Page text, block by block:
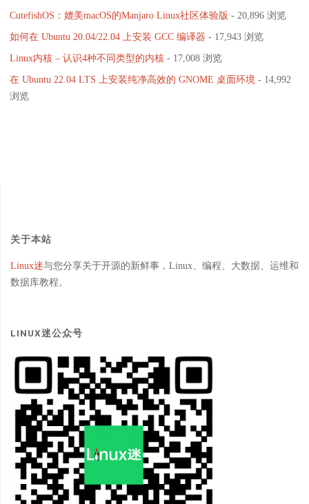
本
CutefishOS：媲美macOS的Manjaro Linux社区体验版 - 20,896 浏览
如何在 Ubuntu 20.04/22.04 上安装 GCC 编译器 - 17,943 浏览
Linux内核 – 认识4种不同类型的内核- 17,008 浏览
在 Ubuntu 22.04 LTS 上安装纯净高效的 GNOME 桌面环境 - 14,992
浏览
关于本站
Linux迷与您分享关于开源的新鲜事，Linux、编程、大数据、运维和
数据库教程。
LINUX迷公众号